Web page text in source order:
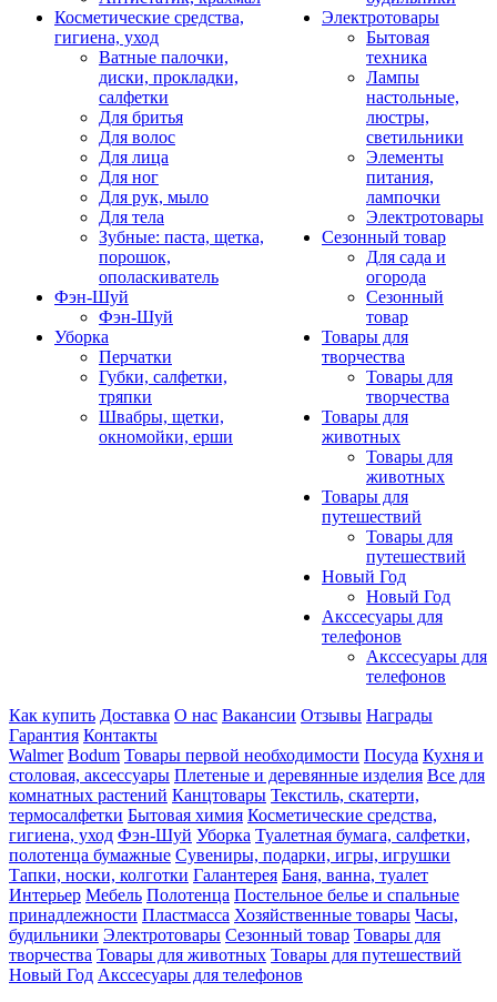
Косметические средства,
гигиена, уход
Ватные палочки,
диски, прокладки,
салфетки
Для бритья
Для волос
Для лица
Для ног
Для рук, мыло
Для тела
Зубные: паста, щетка,
порошок,
ополаскиватель
Фэн-Шуй
Фэн-Шуй
Уборка
Перчатки
Губки, салфетки,
тряпки
Швабры, щетки,
окномойки, ерши
Электротовары
Бытовая
техника
Лампы
настольные,
люстры,
светильники
Элементы
питания,
лампочки
Электротовары
Сезонный товар
Для сада и
огорода
Сезонный
товар
Товары для
творчества
Товары для
творчества
Товары для
животных
Товары для
животных
Товары для
путешествий
Товары для
путешествий
Новый Год
Новый Год
Акссесуары для
телефонов
Акссесуары для
телефонов
Как купить Доставка О нас Вакансии Отзывы Награды
Гарантия Контакты
Walmer Bodum Товары первой необходимости Посуда Кухня и
столовая, аксессуары Плетеные и деревянные изделия Все для
комнатных растений Канцтовары Текстиль, скатерти,
термосалфетки Бытовая химия Косметические средства,
гигиена, уход Фэн-Шуй Уборка Туалетная бумага, салфетки,
полотенца бумажные Сувениры, подарки, игры, игрушки
Тапки, носки, колготки Галантерея Баня, ванна, туалет
Интерьер Мебель Полотенца Постельное белье и спальные
принадлежности Пластмасса Хозяйственные товары Часы,
будильники Электротовары Сезонный товар Товары для
творчества Товары для животных Товары для путешествий
Новый Год Акссесуары для телефонов